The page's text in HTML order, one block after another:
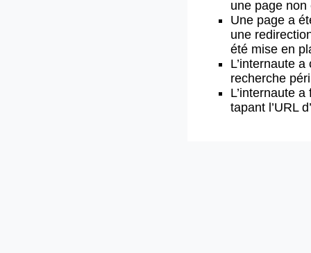
une page non
Une page a
une
été mise en
L’internaute
recherche
L’internaute
tapant l’URL